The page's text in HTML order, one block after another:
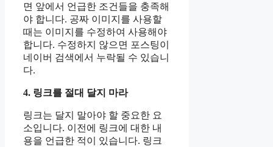
면 앞에서 언급한 조건들을 충족해
야 합니다. 공짜 이미지를 사용할
때는 이미지를 수정하여 사용해야
합니다. 수정하지 않으면 포스팅이
네이버 검색에서 누락될 수 있습니
다.
4. 링크를 절대 달지 마라
링크는 달지 말아야 할 중요한 요
소입니다. 이전에 링크에 대한 내
용을 언급한 적이 있습니다. 링크